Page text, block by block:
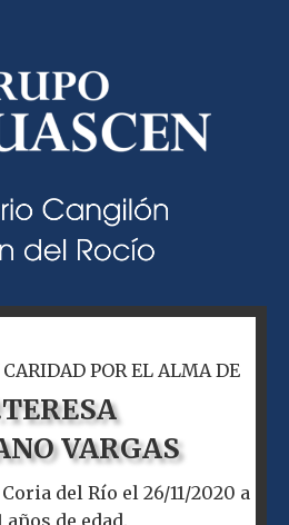
POR EL ALMA DE
TERESA
VARGAS
del Río el 26/11/2020 a
años de edad.